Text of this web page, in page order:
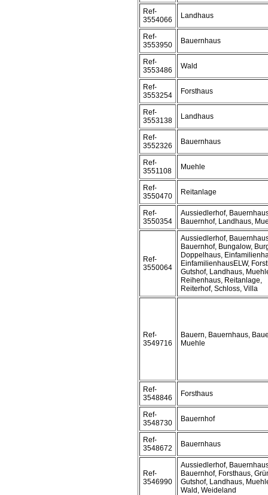
Ref-
3554066
Landhaus
Ref-
3553950
Bauernhaus
Ref-
3553486
Wald
Ref-
3553254
Forsthaus
Ref-
3553138
Landhaus
Ref-
3552326
Bauernhaus
Ref-
3551108
Muehle
Ref-
3550470
Reitanlage
Ref-
3550354
Aussiedlerhof,
Bauernhof, Landhaus,
Ref-
3550064
Aussiedlerhof,
Bauernhof, Bungalow,
Doppelhaus,
EinfamilienhausELW,
Gutshof, Landhaus,
Reihenhaus, Reitanlage,
Reiterhof, Schloss, Villa
Ref-
3549716
Bauern, Bauernhaus,
Muehle
Ref-
3548846
Forsthaus
Ref-
3548730
Bauernhof
Ref-
3548672
Bauernhaus
Ref-
3546990
Aussiedlerhof,
Bauernhof, Forsthaus,
Gutshof, Landhaus,
Wald, Weideland